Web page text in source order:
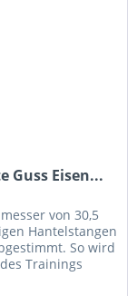
Guss Eisen...
von 30,5
Hantelstangen
So wird
Trainings